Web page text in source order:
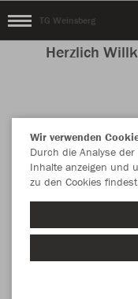
TG Weinsberg
Herzlich
Nachhaltig
Wir verwenden
Durch die Analyse
Inhalte anzeigen und
zu den Cookies